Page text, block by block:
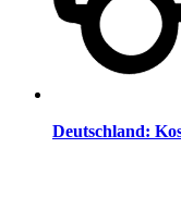
Deutschland: